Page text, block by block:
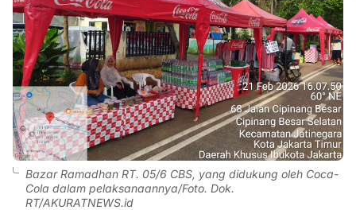
Bazar Ramadhan RT. 05/6 CBS, yang didukung oleh Coca-
Cola dalam pelaksanaannya/Foto. Dok.
RT/AKURATNEWS.id